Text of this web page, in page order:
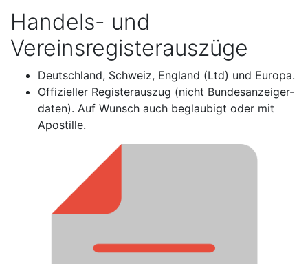
Handels- und
Vereinsregisterauszüge
Deutschland, Schweiz, England (Ltd) und Europa.
Offizieller Registerauszug (nicht Bundesanzeiger-
daten). Auf Wunsch auch beglaubigt oder mit
Apostille.